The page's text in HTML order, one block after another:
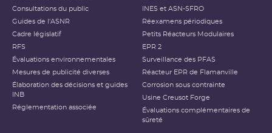
Consultations du public
Guides de l'ASNR
Cadre législatif
RFS
Évaluations environnementales
Mesures de publicité diverses
Élaboration des décisions et guides
INB
Réglementation associée
INES et ASN-SFRO
Réexamens périodiques
Petits Réacteurs Modulaires
EPR 2
Surveillance des PFAS
Réacteur EPR de Flamanville
Corrosion sous contrainte
Usine Creusot Forge
Évaluations complémentaires de
sûreté